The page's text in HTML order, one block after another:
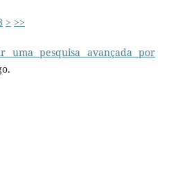
> >>
uma pesquisa avançada por